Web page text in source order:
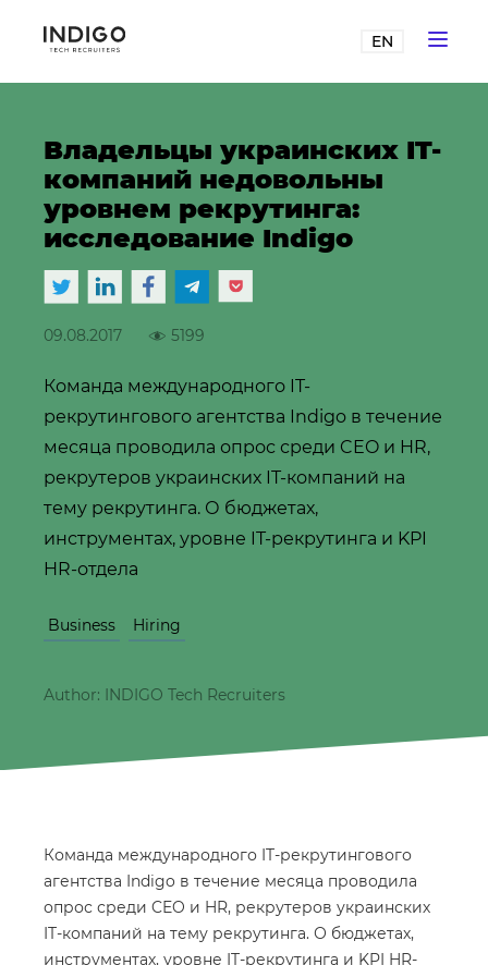
EN
Владельцы украинских IT-
компаний недовольны
уровнем рекрутинга:
исследование Indigo
09.08.2017 5199
Команда международного IT-
рекрутингового агентства Indigo в течение
месяца проводила опрос среди CEO и HR,
рекрутеров украинских IT-компаний на
тему рекрутинга. О бюджетах,
инструментах, уровне IT-рекрутинга и KPI
HR-отдела
Business Hiring
Author: INDIGO Tech Recruiters
Команда международного IT-рекрутингового
агентства Indigo в течение месяца проводила
опрос среди CEO и HR, рекрутеров украинских
IT-компаний на тему рекрутинга. О бюджетах,
инструментах, уровне IT-рекрутинга и KPI HR-